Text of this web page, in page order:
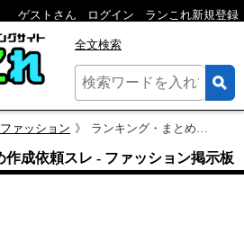
ゲストさん ログイン ランこれ新規登録
全文検索
ファッション ランキング・まとめ作成依頼スレ
作成依頼スレ - ファッション掲示板